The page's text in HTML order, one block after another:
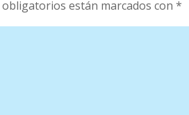
obligatorios están marcados con *